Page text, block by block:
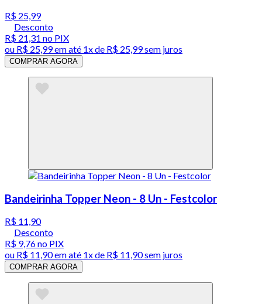
R$ 25,99
Desconto
R$ 21,31 no PIX
ou R$ 25,99em até 1x de R$ 25,99sem juros
COMPRAR AGORA
Bandeirinha Topper Neon - 8 Un - Festcolor
R$ 11,90
Desconto
R$ 9,76no PIX
ou R$ 11,90em até 1x de R$ 11,90sem juros
COMPRAR AGORA